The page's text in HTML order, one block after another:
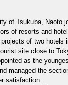
of Tsukuba, Naoto
of resorts and
of two hotels
site close to
as the
managed the
satisfaction.